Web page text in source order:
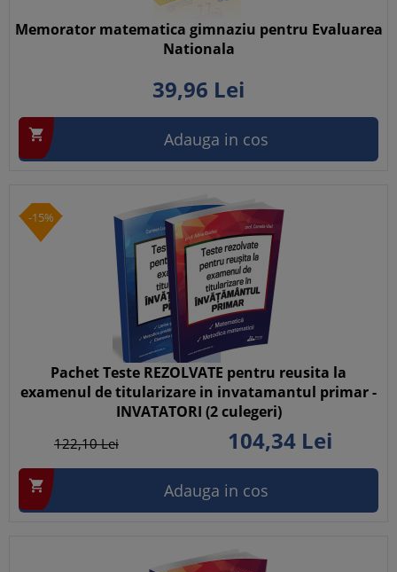
Memorator matematica gimnaziu pentru Evaluarea
Nationala
39,96 Lei
 Adauga in cos
-15%
Pachet Teste REZOLVATE pentru reusita la
examenul de titularizare in invatamantul primar -
INVATATORI (2 culegeri)
122,10Lei 104,34Lei
 Adauga in cos